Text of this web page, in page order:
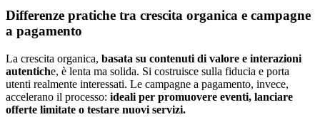
Differenze pratiche tra crescita organica e campagne
a pagamento
La crescita organica, basata su contenuti di valore e interazioni
autentiche, è lenta ma solida. Si costruisce sulla fiducia e porta
utenti realmente interessati. Le campagne a pagamento, invece,
accelerano il processo: ideali per promuovere eventi, lanciare
offerte limitate o testare nuovi servizi.